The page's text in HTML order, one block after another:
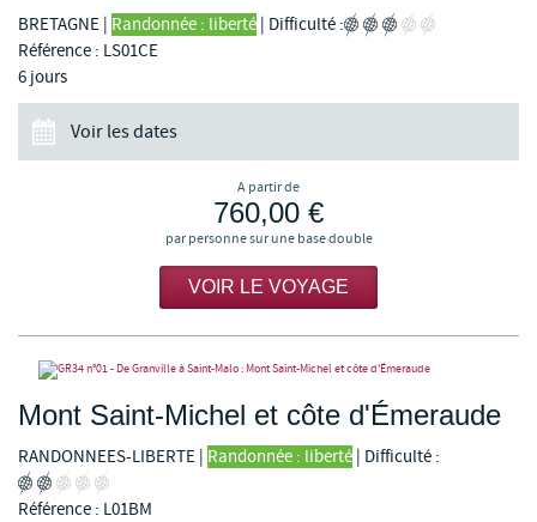
BRETAGNE | Randonnée : liberté | Difficulté :
Référence : LS01CE
6 jours
Voir les dates
A partir de
760,00 €
par personne sur une base double
VOIR LE VOYAGE
Mont Saint-Michel et côte d'Émeraude
RANDONNEES-LIBERTE | Randonnée : liberté | Difficulté :
Référence : L01BM